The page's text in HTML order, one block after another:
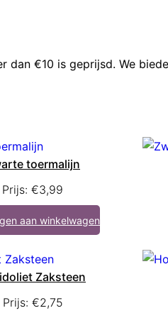
€10 is geprijsd. We
toermalijn
Prijs: €3,99
aan winkelwagen
Zaksteen
Prijs: €2,75